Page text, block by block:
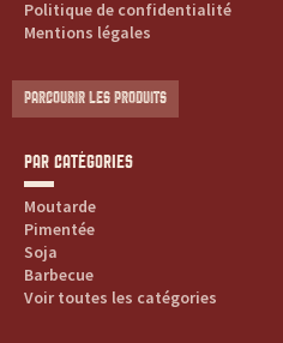
Politique de confidentialité
Mentions légales
PARCOURIR LES PRODUITS
PAR CATÉGORIES
Moutarde
Pimentée
Soja
Barbecue
Voir toutes les catégories